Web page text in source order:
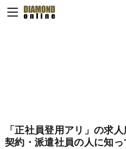
「正社員登用アリ」の求
契約・派遣社員の人に知